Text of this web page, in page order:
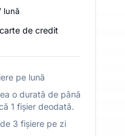
lună
de credit
pe lună
o durată de până
1 fișier deodată.
3 fișiere pe zi